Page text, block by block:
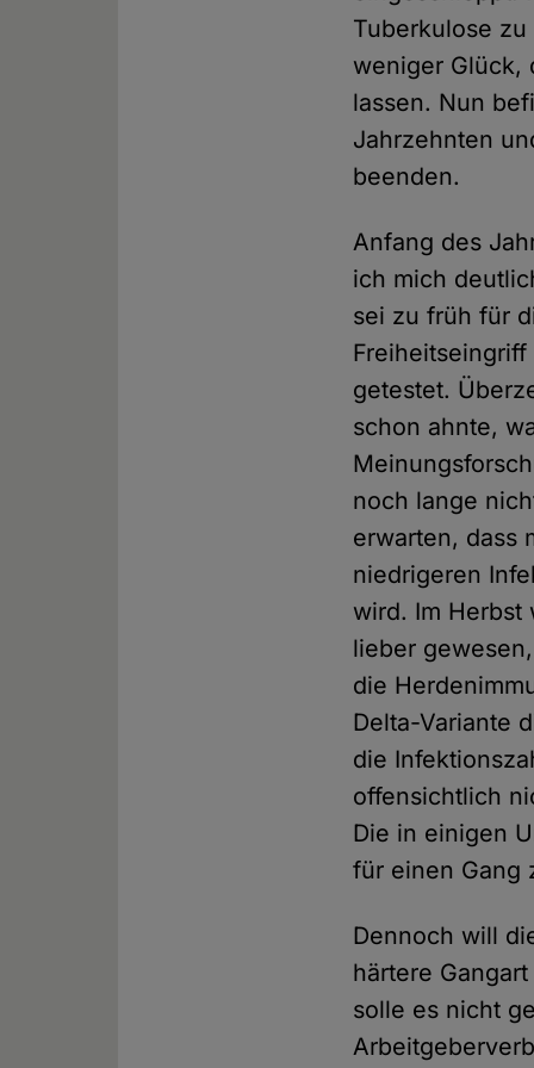
Tuberkulose
weniger Glück,
lassen. Nun
Jahrzehnten
beenden.
Anfang des
ich mich
sei zu früh für
getestet.
schon ahnte,
noch lange
erwarten, dass
niedrigeren
wird. Im Herbst
lieber
die
Delta-Variante
die
offensichtlich
Die in einigen
für einen Gang
Dennoch will
härtere
solle es nicht